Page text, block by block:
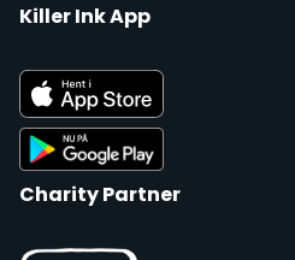
Killer Ink App
Charity Partner